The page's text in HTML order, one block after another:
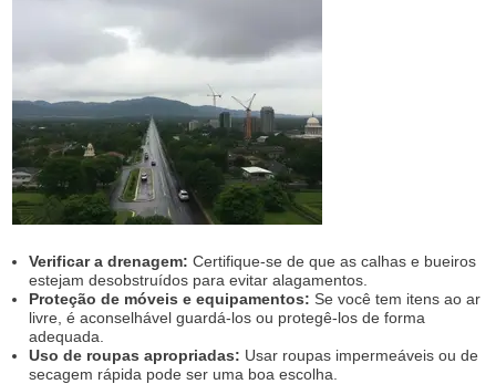
Verificar a drenagem: Certifique-se de que as calhas e bueiros
estejam desobstruídos para evitar alagamentos.
Proteção de móveis e equipamentos: Se você tem itens ao ar
livre, é aconselhável guardá-los ou protegê-los de forma
adequada.
Uso de roupas apropriadas: Usar roupas impermeáveis ou de
secagem rápida pode ser uma boa escolha.